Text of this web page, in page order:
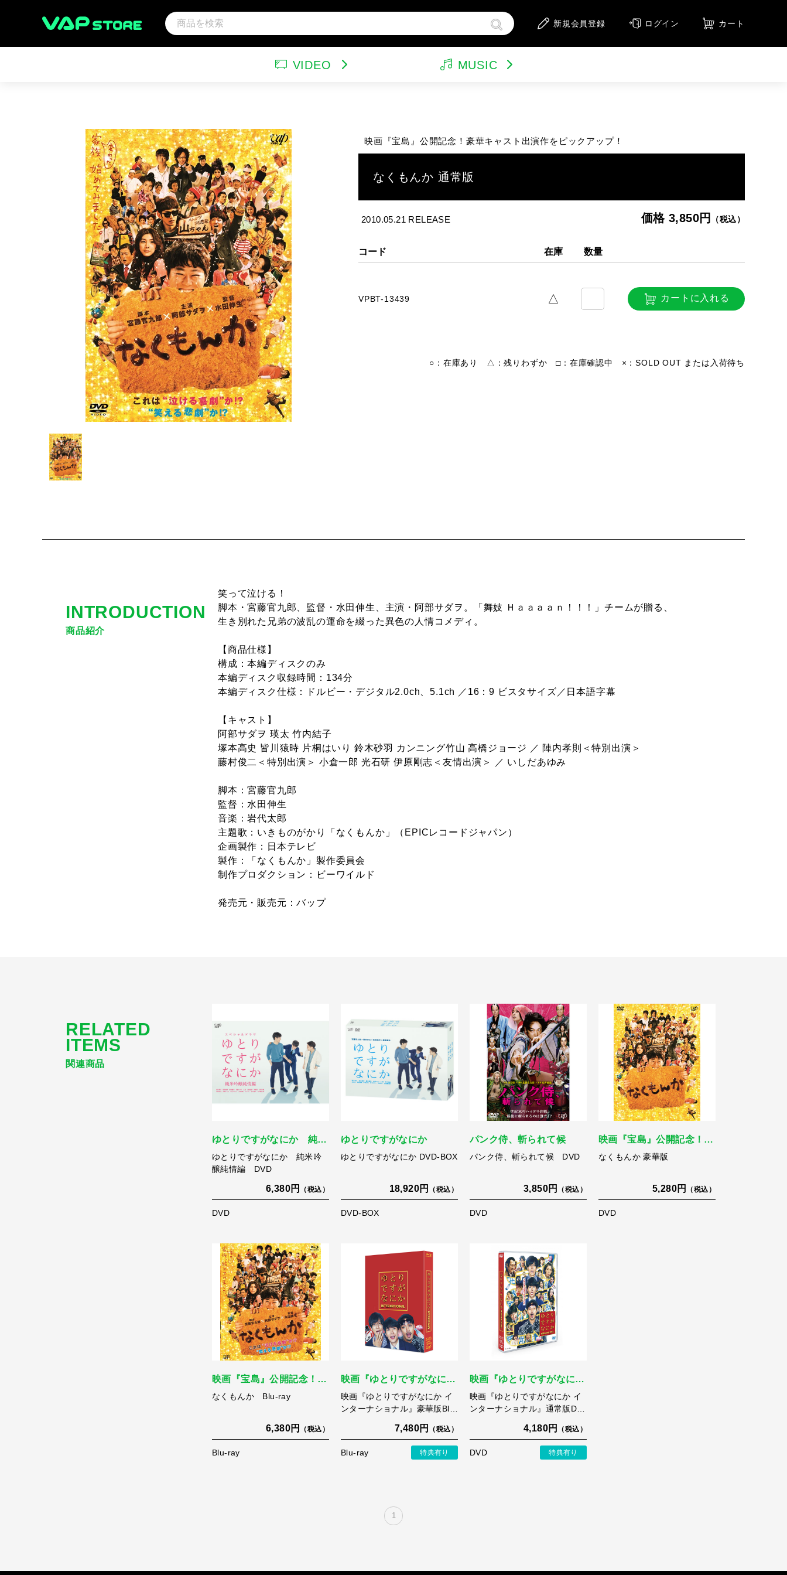
新規会員登録 ログイン カート
VIDEO MUSIC
アンパンマン音楽商品（CD) その他
アンパンマン
趣味・教養
映画『宝島』公開記念！豪華キャスト出演作をピックアップ！
なくもんか 通常版
2010.05.21 RELEASE 価格 3,850円 （税込）
コード 在庫 数量
VPBT-13439 △ カートに入れる
○：在庫あり △：残りわずか □：在庫確認中 ×：SOLD OUT または入荷待ち
INTRODUCTION
商品紹介
笑って泣ける！
脚本・宮藤官九郎、監督・水田伸生、主演・阿部サダヲ。「舞妓 Ｈａａａａｎ！！！」チームが贈る、
生き別れた兄弟の波乱の運命を綴った異色の人情コメディ。
【商品仕様】
構成：本編ディスクのみ
本編ディスク収録時間：134分
本編ディスク仕様：ドルビー・デジタル2.0ch、5.1ch ／16：9 ビスタサイズ／日本語字幕
【キャスト】
阿部サダヲ 瑛太 竹内結子
塚本高史 皆川猿時 片桐はいり 鈴木砂羽 カンニング竹山 高橋ジョージ ／ 陣内孝則＜特別出演＞
藤村俊二＜特別出演＞ 小倉一郎 光石研 伊原剛志＜友情出演＞ ／ いしだあゆみ
脚本：宮藤官九郎
監督：水田伸生
音楽：岩代太郎
主題歌：いきものがかり「なくもんか」（EPICレコードジャパン）
企画製作：日本テレビ
製作：「なくもんか」製作委員会
制作プロダクション：ビーワイルド
発売元・販売元：バップ
RELATED
ITEMS
関連商品
ゆとりですがなにか 純…
ゆとりですがなにか 純米吟
醸純情編 DVD
6,380円 （税込）
DVD
ゆとりですがなにか
ゆとりですがなにか DVD-BOX
18,920円 （税込）
DVD-BOX
パンク侍、斬られて候
パンク侍、斬られて候 DVD
3,850円 （税込）
DVD
映画『宝島』公開記念！…
なくもんか 豪華版
5,280円 （税込）
DVD
映画『宝島』公開記念！…
なくもんか Blu-ray
6,380円 （税込）
Blu-ray
映画『ゆとりですがなに…
映画『ゆとりですがなにか イ
ンターナショナル』豪華版Bl…
7,480円 （税込）
Blu-ray 特典有り
映画『ゆとりですがなに…
映画『ゆとりですがなにか イ
ンターナショナル』通常版D…
4,180円 （税込）
DVD 特典有り
1